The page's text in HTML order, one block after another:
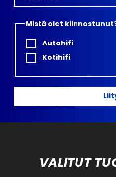
Mistä olet
Autohifi
Kotihifi
VALITUT